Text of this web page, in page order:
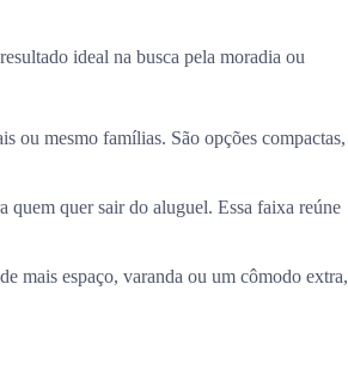
ideal na busca pela moradia ou
ou mesmo famílias. São opções compactas,
quer sair do aluguel. Essa faixa reúne
mais espaço, varanda ou um cômodo extra,